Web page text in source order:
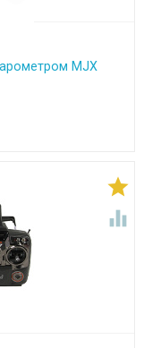
MJX

